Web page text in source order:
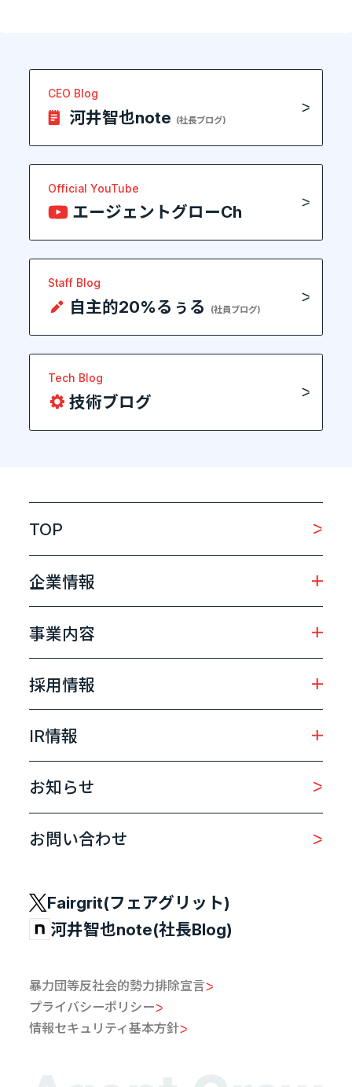
CEO Blog
河井智也note (社長ブログ)
Official YouTube
エージェントグローCh
Staff Blog
自主的20%るぅる (社員ブログ)
Tech Blog
技術ブログ
TOP
企業情報
事業内容
採用情報
IR情報
お知らせ
お問い合わせ
Fairgrit(フェアグリット)
河井智也note(社長Blog)
暴力団等反社会的勢力排除宣言
プライバシーポリシー
情報セキュリティ基本方針